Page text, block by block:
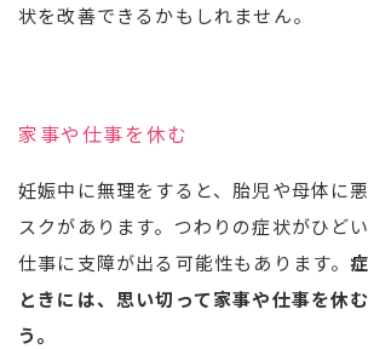
状を改善できるかもしれません。
家事や仕事を休む
妊娠中に無理をすると、胎児や母体に
スクがあります。つわりの症状がひど
仕事に支障が出る可能性もあります。
ときには、思い切って家事や仕事を休
う。